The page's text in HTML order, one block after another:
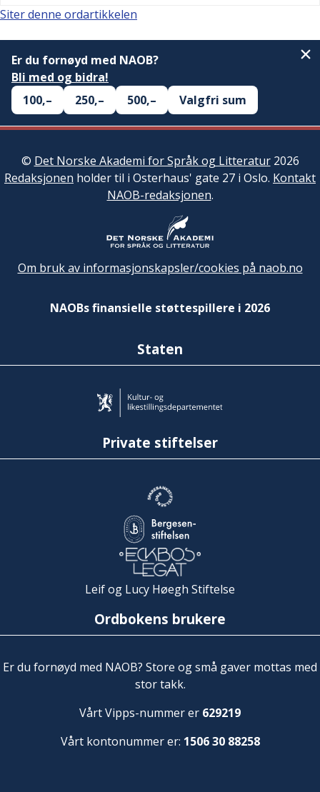
Siter denne ordartikkelen
Er du fornøyd med NAOB?
Bli med og bidra!
100,–
250,– 500,– Valgfri sum
© Det Norske Akademi for Språk og Litteratur2026
Redaksjonen holder til i Osterhaus' gate 27 i Oslo. Kontakt
NAOB-redaksjonen.
Om bruk av informasjonskapsler/cookies på naob.no
NAOBs finansielle støttespillere i 2026
Staten
Private stiftelser
Leif og Lucy Høegh Stiftelse
Ordbokens brukere
Er du fornøyd med NAOB? Store og små gaver mottas med
stor takk.
Vårt Vipps-nummer er 629219
Vårt kontonummer er: 1506 30 88258